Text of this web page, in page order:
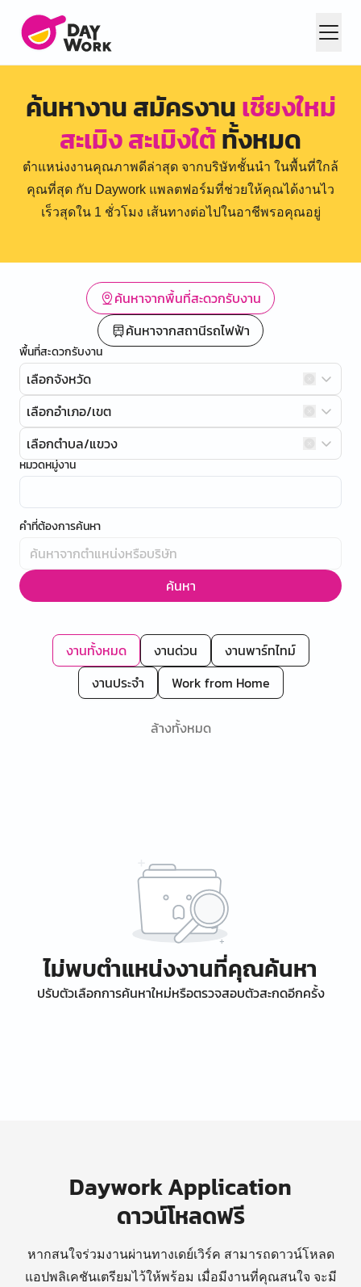
ค้นหางาน สมัครงานเชียงใหม่
สะเมิง สะเมิงใต้ทั้งหมด
ตำแหน่งงานคุณภาพดีล่าสุด จากบริษัทชั้นนำ ในพื้นที่ใกล้
คุณที่สุด กับ Daywork แพลตฟอร์มที่ช่วยให้คุณได้งานไว
เร็วสุดใน 1 ชั่วโมง เส้นทางต่อไปในอาชีพรอคุณอยู่
ค้นหาจากพื้นที่สะดวกรับงาน
ค้นหาจากสถานีรถไฟฟ้า
พื้นที่สะดวกรับงาน
เลือกจังหวัด
เลือกอำเภอ/เขต
เลือกตำบล/แขวง
หมวดหมู่งาน
คำที่ต้องการค้นหา
ค้นหา
งานทั้งหมด งานด่วน
งานพาร์ทไทม์
งานประจำ
Work from Home
ล้างทั้งหมด
ไม่พบตำแหน่งงานที่คุณค้นหา
ปรับตัวเลือกการค้นหาใหม่หรือตรวจสอบตัวสะกดอีกครั้ง
Daywork Application
ดาวน์โหลดฟรี
หากสนใจร่วมงานผ่านทางเดย์เวิร์ค สามารถดาวน์โหลด
แอปพลิเคชันเตรียมไว้ให้พร้อม เมื่อมีงานที่คุณสนใจ จะมี